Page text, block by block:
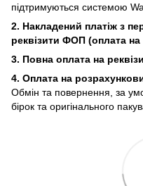
підтримуються системою
2. Накладений платіж з
реквізити ФОП (оплата на
3. Повна оплата на
4. Оплата на
Обмін та повернення, за
бірок та оригінального